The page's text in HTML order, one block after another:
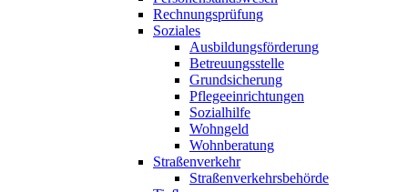
Rechnungsprüfung
Soziales
Ausbildungsförderung
Betreuungsstelle
Grundsicherung
Pflegeeinrichtungen
Sozialhilfe
Wohngeld
Wohnberatung
Straßenverkehr
Straßenverkehrsbehörde